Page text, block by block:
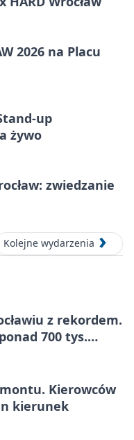
2026 na Placu
up
żywo
zwiedzanie
Kolejne wydarzenia
z rekordem.
700 tys.
Kierowców
kierunek